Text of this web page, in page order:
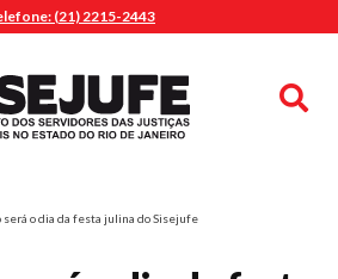
(21) 2215-2443
o dia da festa julina do Sisejufe